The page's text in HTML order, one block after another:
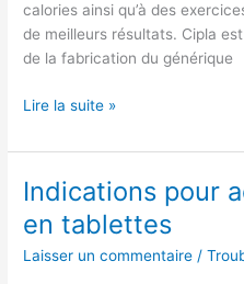
calories ainsi qu’à des
de meilleurs résultats. Cipla
de la fabrication du générique
Lire la suite »
Indications pour
en tablettes
Laisser un commentaire /
Indications
acheter
du